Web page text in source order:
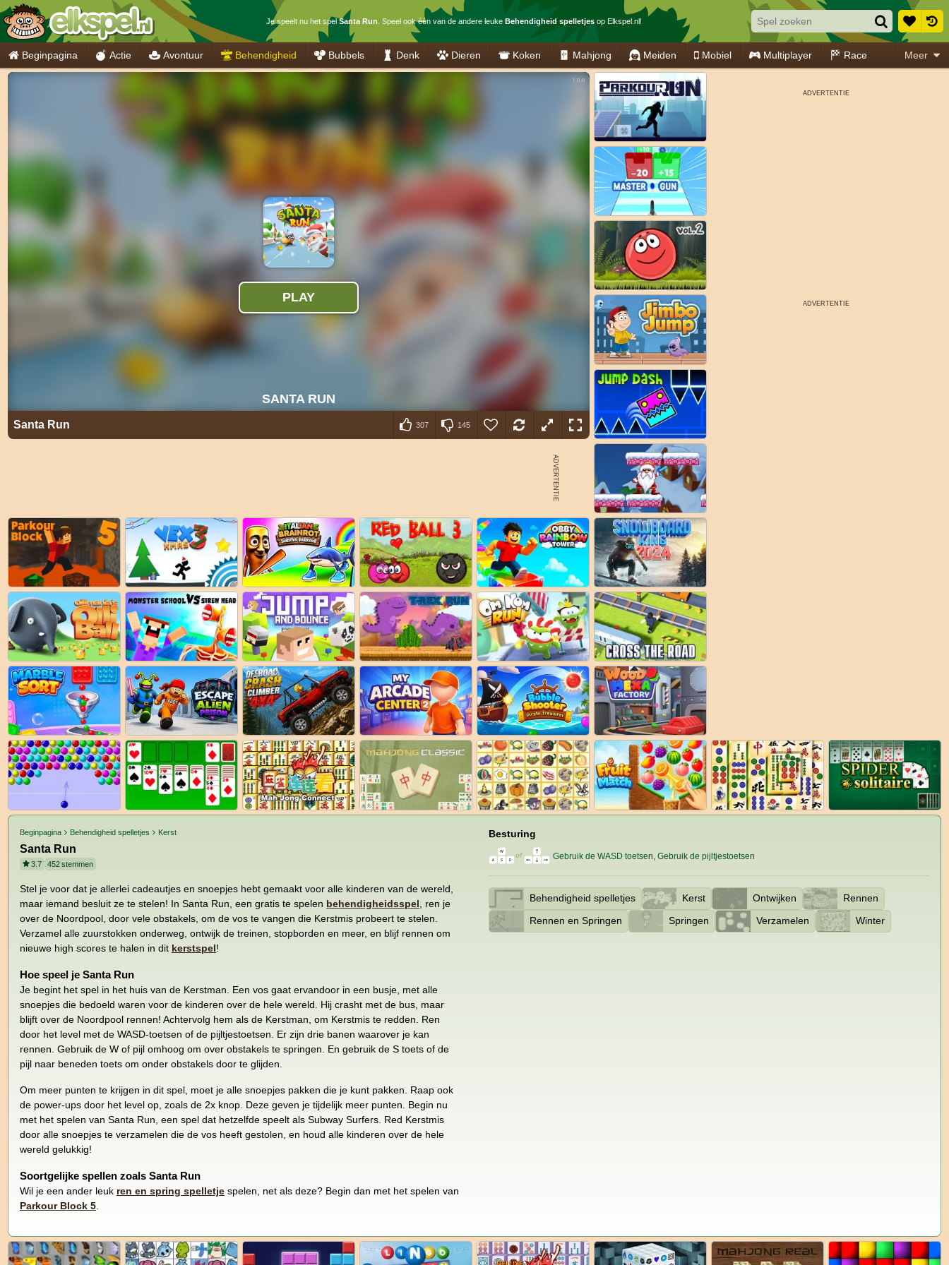
Je speelt nu het spelSanta Run . Speel ook één van de andere leuke Behendigheid spelletjesop Elkspel.nl!
Beginpagina Actie Avontuur Behendigheid Bubbels Denk Dieren Koken Mahjong Meiden Mobiel Multiplayer Race Meer
Santa Run 307 145
Beginpagina Behendigheid spelletjes Kerst
Santa Run
3.7 452stemmen
Stel je voor dat je allerlei cadeautjes en snoepjes hebt gemaakt voor alle kinderen van de wereld,
maar iemand besluit ze te stelen! In Santa Run, een gratis te spelen behendigheidsspel , ren je
over de Noordpool, door vele obstakels, om de vos te vangen die Kerstmis probeert te stelen.
Verzamel alle zuurstokken onderweg, ontwijk de treinen, stopborden en meer, en blijf rennen om
nieuwe high scores te halen in dit kerstspel!
Hoe speel je Santa Run
Je begint het spel in het huis van de Kerstman. Een vos gaat ervandoor in een busje, met alle
snoepjes die bedoeld waren voor de kinderen over de hele wereld. Hij crasht met de bus, maar
blijft over de Noordpool rennen! Achtervolg hem als de Kerstman, om Kerstmis te redden. Ren
door het level met de WASD-toetsen of de pijltjestoetsen. Er zijn drie banen waarover je kan
rennen. Gebruik de W of pijl omhoog om over obstakels te springen. En gebruik de S toets of de
pijl naar beneden toets om onder obstakels door te glijden.
Om meer punten te krijgen in dit spel, moet je alle snoepjes pakken die je kunt pakken. Raap ook
de power-ups door het level op, zoals de 2x knop. Deze geven je tijdelijk meer punten. Begin nu
met het spelen van Santa Run, een spel dat hetzelfde speelt als Subway Surfers. Red Kerstmis
door alle snoepjes te verzamelen die de vos heeft gestolen, en houd alle kinderen over de hele
wereld gelukkig!
Soortgelijke spellen zoals Santa Run
Wil je een ander leuk ren en spring spelletje spelen, net als deze? Begin dan met het spelen van
Parkour Block 5
Besturing
of Gebruik de WASD toetsen, Gebruik de pijltjestoetsen
Behendigheid spelletjes Kerst Ontwijken
Rennen
Rennen en Springen
Springen Verzamelen Winter